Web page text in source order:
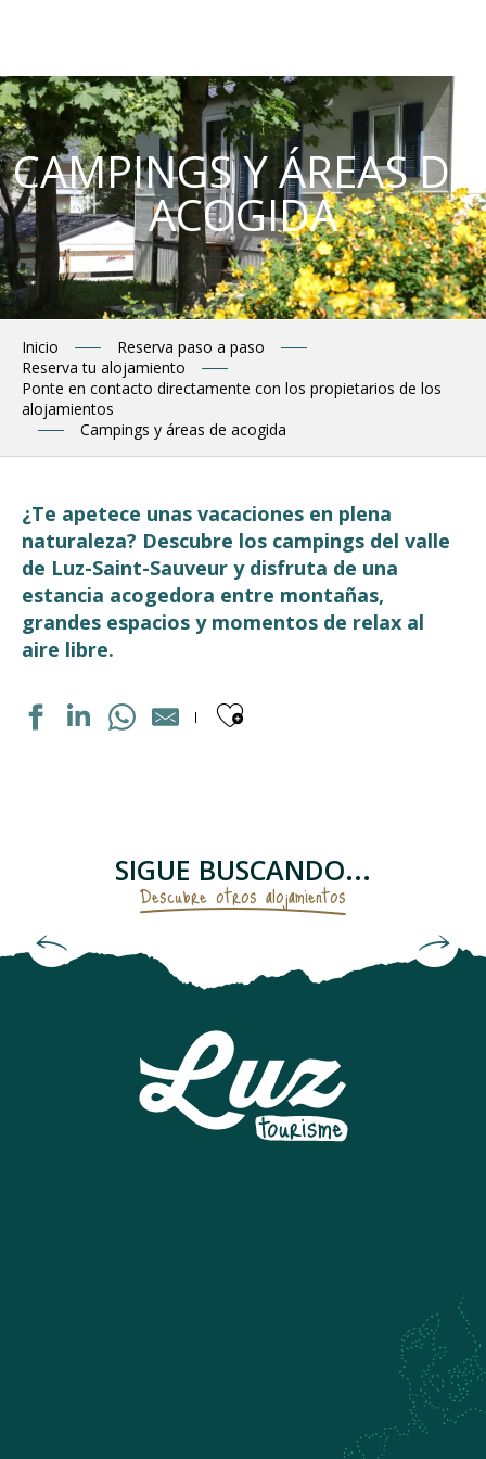
principal
CAMPINGS Y ÁREAS DE
ACOGIDA
Inicio
Reserva paso a paso
Reserva tu alojamiento
Ponte en contacto directamente con los propietarios de los
alojamientos
Campings y áreas de acogida
¿Te apetece unas vacaciones en plena
naturaleza? Descubre los campings del valle
de Luz-Saint-Sauveur y disfruta de una
estancia acogedora entre montañas,
grandes espacios y momentos de relax al
aire libre.
Ajouter aux
CAMPING SAINT BAZERQUE
CAMPING TOY
PYRÉNÉVASION
CAMPING LES CASCADES
SIGUE BUSCANDO...
Descubre otros alojamientos
Alojamientos con desayuno incluido y